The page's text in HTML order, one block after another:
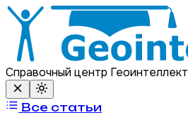
Справочный центр Геоинтеллект
Все статьи